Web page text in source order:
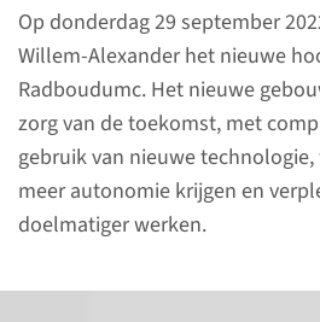
Op donderdag 29 september
Willem-Alexander het nieuwe
Radboudumc. Het nieuwe
zorg van de toekomst, met
gebruik van nieuwe
meer autonomie krijgen en
doelmatiger werken.
In de beginjaren